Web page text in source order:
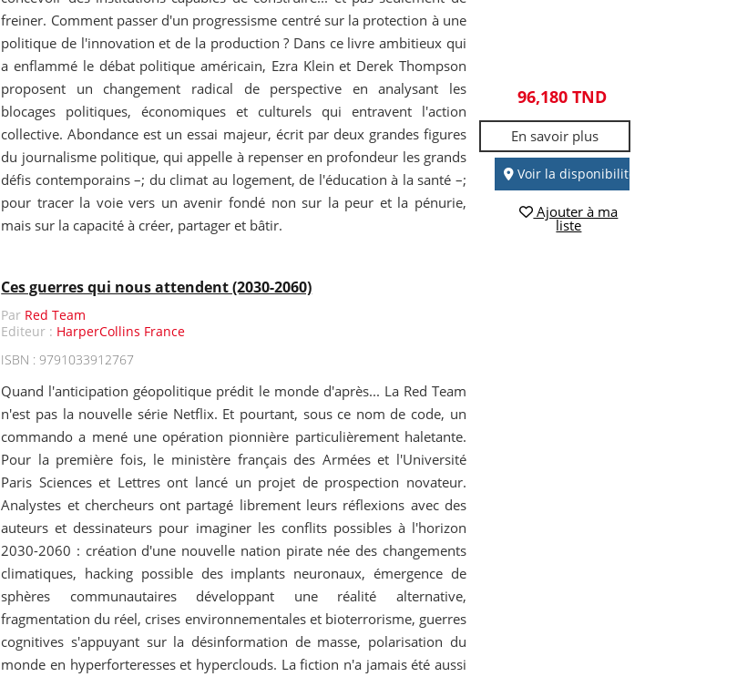
freiner. Comment passer d'un progressisme centré sur la protection à une
politique de l'innovation et de la production ? Dans ce livre ambitieux qui
a enflammé le débat politique américain, Ezra Klein et Derek Thompson
proposent un changement radical de perspective en analysant les
blocages politiques, économiques et culturels qui entravent l'action
collective. Abondance est un essai majeur, écrit par deux grandes figures
du journalisme politique, qui appelle à repenser en profondeur les grands
défis contemporains –; du climat au logement, de l'éducation à la santé –;
pour tracer la voie vers un avenir fondé non sur la peur et la pénurie,
mais sur la capacité à créer, partager et bâtir.
96,180 TND
En savoir plus
Voir la disponibilité
Ajouter à ma
liste
Ces guerres qui nous attendent (2030-2060)
Par Red Team
Editeur : HarperCollins France
ISBN : 9791033912767
Quand l'anticipation géopolitique prédit le monde d'après... La Red Team
n'est pas la nouvelle série Netflix. Et pourtant, sous ce nom de code, un
commando a mené une opération pionnière particulièrement haletante.
Pour la première fois, le ministère français des Armées et l'Université
Paris Sciences et Lettres ont lancé un projet de prospection novateur.
Analystes et chercheurs ont partagé librement leurs réflexions avec des
auteurs et dessinateurs pour imaginer les conflits possibles à l'horizon
2030-2060 : création d'une nouvelle nation pirate née des changements
climatiques, hacking possible des implants neuronaux, émergence de
sphères communautaires développant une réalité alternative,
fragmentation du réel, crises environnementales et bioterrorisme, guerres
cognitives s'appuyant sur la désinformation de masse, polarisation du
monde en hyperforteresses et hyperclouds. La fiction n'a jamais été aussi